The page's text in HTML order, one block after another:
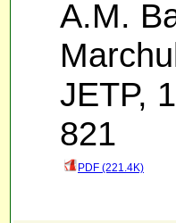
A.M.
JETP,
821
PDF (221.4K)